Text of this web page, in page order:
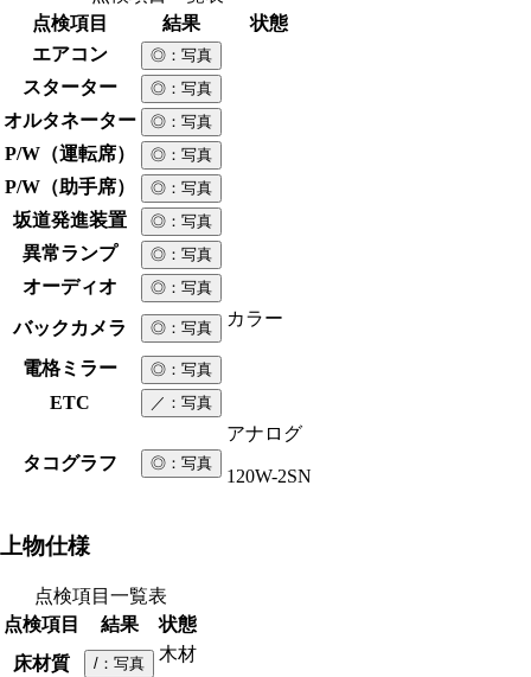
点検項目
結果
状態
エアコン
◎ ：写真
スターター ◎ ：写真
オルタネーター ◎ ：写真
P/W（運転席） ◎ ：写真
P/W（助手席） ◎ ：写真
坂道発進装置 ◎ ：写真
異常ランプ ◎ ：写真
オーディオ ◎ ：写真
バックカメラ ◎ ：写真 カラー
電格ミラー ◎ ：写真
ETC ／ ：写真
タコグラフ ◎ ：写真
アナログ
120W-2SN
上物仕様
点検項目一覧表
点検項目
結果
状態
床材質
/ ：写真 木材